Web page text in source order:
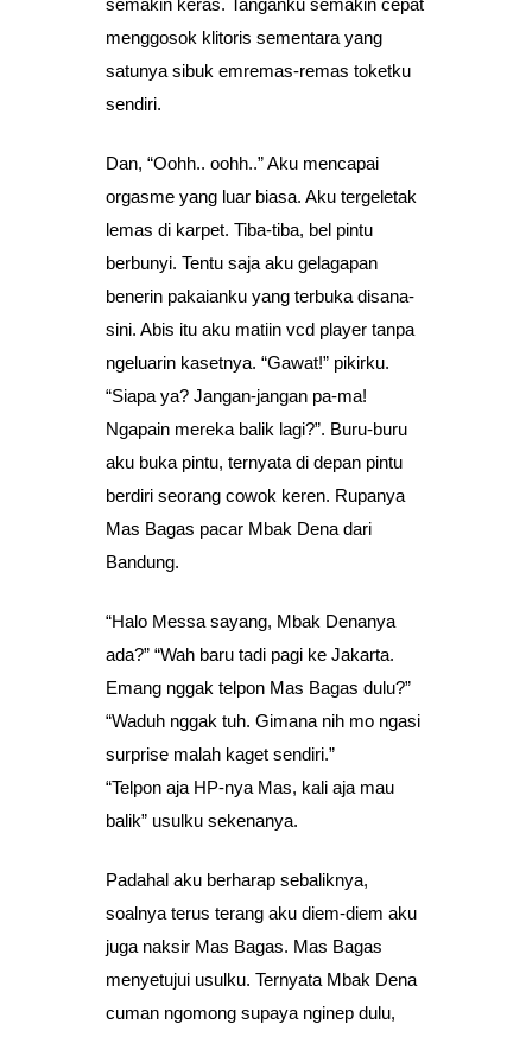
semakin keras. Tanganku semakin cepat
menggosok klitoris sementara yang
satunya sibuk emremas-remas toketku
sendiri.
Dan, “Oohh.. oohh..” Aku mencapai
orgasme yang luar biasa. Aku tergeletak
lemas di karpet. Tiba-tiba, bel pintu
berbunyi. Tentu saja aku gelagapan
benerin pakaianku yang terbuka disana-
sini. Abis itu aku matiin vcd player tanpa
ngeluarin kasetnya. “Gawat!” pikirku.
“Siapa ya? Jangan-jangan pa-ma!
Ngapain mereka balik lagi?”. Buru-buru
aku buka pintu, ternyata di depan pintu
berdiri seorang cowok keren. Rupanya
Mas Bagas pacar Mbak Dena dari
Bandung.
“Halo Messa sayang, Mbak Denanya
ada?” “Wah baru tadi pagi ke Jakarta.
Emang nggak telpon Mas Bagas dulu?”
“Waduh nggak tuh. Gimana nih mo ngasi
surprise malah kaget sendiri.”
“Telpon aja HP-nya Mas, kali aja mau
balik” usulku sekenanya.
Padahal aku berharap sebaliknya,
soalnya terus terang aku diem-diem aku
juga naksir Mas Bagas. Mas Bagas
menyetujui usulku. Ternyata Mbak Dena
cuman ngomong supaya nginep dulu,